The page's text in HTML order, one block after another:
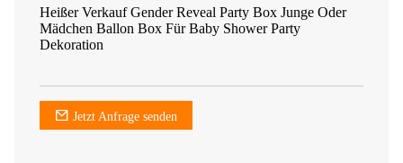
Heißer Verkauf Gender Reveal Party Box Junge Oder
Mädchen Ballon Box Für Baby Shower Party
Dekoration
Jetzt Anfrage senden